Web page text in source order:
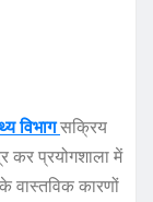
विभागसक्रिय
प्रयोगशाला में
वास्तविक कारणों